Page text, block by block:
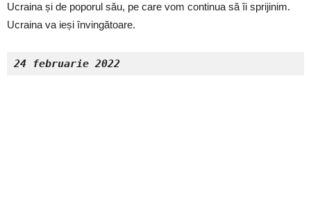
Ucraina și de poporul său, pe care vom continua să îi sprijinim.
Ucraina va ieși învingătoare.
24 februarie 2022